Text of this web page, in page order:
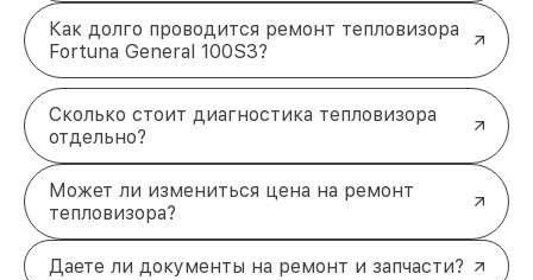
Как долго проводится ремонт тепловизора
Fortuna General 100S3?
Сколько стоит диагностика тепловизора
отдельно?
Может ли измениться цена на ремонт
тепловизора?
Даете ли документы на ремонт и запчасти?